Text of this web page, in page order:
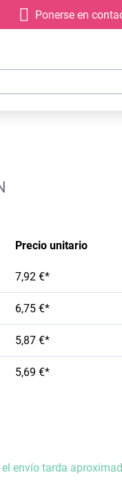
Ponerse en
Precio unitario
7,92 €*
6,75 €*
5,87 €*
5,69 €*
envío tarda